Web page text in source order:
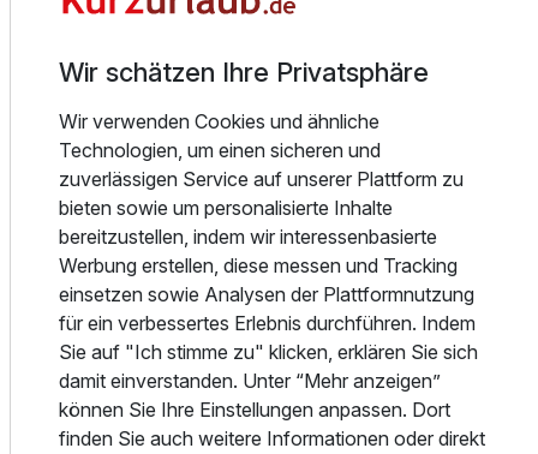
Studio
2 Erwachsene
der Küche nach Wunsch.
Von GRUBERS sind beide Gasteiner Thermen nur einen
Katzensprung entfernt:
Alpentherme Gastein (Bad Hofgastein) – eine der
modernsten Thermen Europas, mit 32.000 m² Wellness,
Saunawelt und Erlebnisbereich.
Felsentherme Bad Gastein – nur 2 km vom Hotel entfernt,
auf 1.200 m Seehöhe, mit spektakulärem Panoramablick
vom Sonnendeck.
Wir schätzen Ihre Privatsphäre
Wir verwenden Cookies und ähnliche
Technologien, um einen sicheren und
zuverlässigen Service auf unserer Plattform zu
bieten sowie um personalisierte Inhalte
bereitzustellen, indem wir interessenbasierte
Werbung erstellen, diese messen und Tracking
einsetzen sowie Analysen der Plattformnutzung
für ein verbessertes Erlebnis durchführen. Indem
Sie auf "Ich stimme zu" klicken, erklären Sie sich
damit einverstanden. Unter “Mehr anzeigen”
können Sie Ihre Einstellungen anpassen. Dort
finden Sie auch weitere Informationen oder direkt